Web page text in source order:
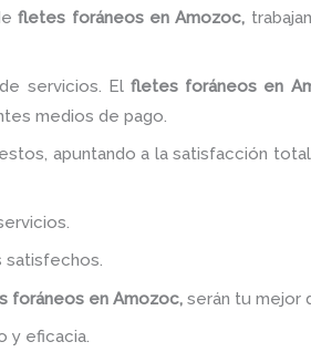
fletes foráneosen Amozoc,
servicios. El fletes foráneos en
medios de pago.
apuntando a la satisfacción
satisfechos.
foráneos en Amozoc,serán tu mejor
y eficacia.